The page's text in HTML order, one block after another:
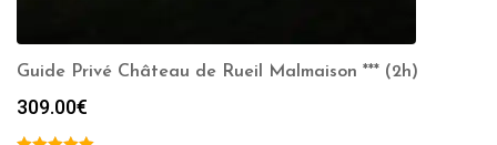
Guide Privé Château de Rueil Malmaison *** (2h)
309.00€